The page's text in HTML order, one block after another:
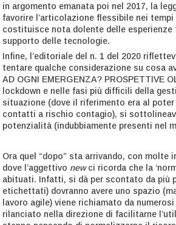
in argomento emanata poi nel 2017, la
favorire l’articolazione flessibile nei
costituisce nota dolente delle
supporto delle tecnologie.
Infine, l’editoriale del n. 1 del 2020
tentare qualche considerazione su cosa
AD OGNI EMERGENZA? PROSPETTIVE
lockdown e nelle fasi più difficili della
situazione (dove il riferimento era al
contatti a rischio contagio), si
potenzialità (indubbiamente presenti nel
Ora quel “dopo” sta arrivando, con molte
dove l’aggettivo newci ricorda che la
abituati. Infatti, si dà per scontato da più
etichettati) dovranno avere uno spazio
lavoro agile) viene richiamato da
rilanciato nella direzione di facilitarne